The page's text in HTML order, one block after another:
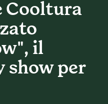
Cooltura
il
show per